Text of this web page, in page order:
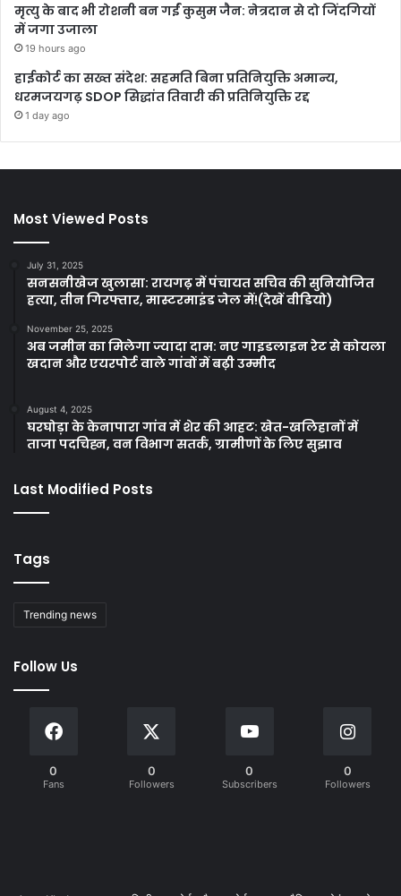
मृत्यु के बाद भी रोशनी बन गईं कुसुम जैन: नेत्रदान से दो जिंदगियों
में जगा उजाला
19 hours ago
हाईकोर्ट का सख्त संदेश: सहमति बिना प्रतिनियुक्ति अमान्य,
धरमजयगढ़ SDOP सिद्धांत तिवारी की प्रतिनियुक्ति रद्द
1 day ago
Most Viewed Posts
July 31, 2025
सनसनीखेज खुलासा: रायगढ़ में पंचायत सचिव की सुनियोजित
हत्या, तीन गिरफ्तार, मास्टरमाइंड जेल में!(देखें वीडियो)
November 25, 2025
अब जमीन का मिलेगा ज्यादा दाम: नए गाइडलाइन रेट से कोयला
खदान और एयरपोर्ट वाले गांवों में बढ़ी उम्मीद
August 4, 2025
घरघोड़ा के केनापारा गांव में शेर की आहट: खेत-खलिहानों में
ताजा पदचिह्न, वन विभाग सतर्क, ग्रामीणों के लिए सुझाव
Last Modified Posts
Tags
Trending news
Follow Us
0
Fans
0
Followers
0
Subscribers
0
Followers